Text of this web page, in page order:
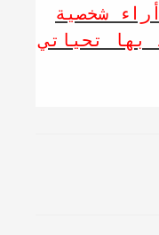
شخصية
بها تحياتي